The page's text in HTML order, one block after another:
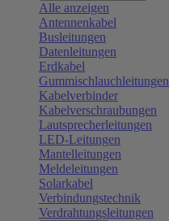
Alle anzeigen
Antennenkabel
Busleitungen
Datenleitungen
Erdkabel
Gummischlauchleitungen
Kabelverbinder
Kabelverschraubungen
Lautsprecherleitungen
LED-Leitungen
Mantelleitungen
Meldeleitungen
Solarkabel
Verbindungstechnik
Verdrahtungsleitungen